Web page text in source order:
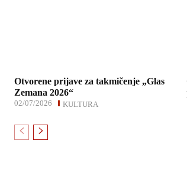
Otvorene prijave za takmičenje „Glas
Zemana 2026“
KULTURA
02/07/2026